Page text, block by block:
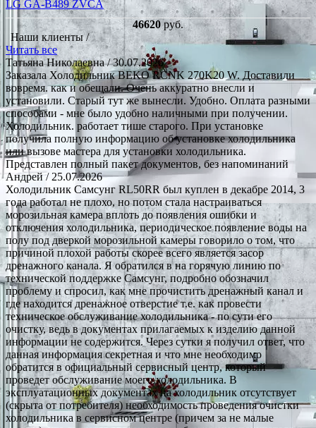
LG GA-B489 ZVCA
46620руб.
Наши клиенты /
Читать все
Татьяна Николаевна/ 30.07.2026
Заказала Холодильник BEKO RCNK 270K20 W. Доставили
вовремя. как и обещали. Очень аккуратно внесли и
установили. Старый тут же вынесли. Удобно. Оплата разными
способами - мне было удобно наличными при получении.
Холодильник. работает тише старого. При установке
получила полную информацию об установке холодильника
или вызове мастера для установки холодильника.
Представлен полный пакет документов, без напоминаний
Андрей/ 25.07.2026
Холодильник Самсунг RL50RR был куплен в декабре 2014, 3
года работал не плохо, но потом стала настраиваться
морозильная камера вплоть до появления ошибки и
отключения холодильника, периодическое появление воды на
полу под дверкой морозильной камеры говорило о том, что
причиной плохой работы скорее всего является засор
дренажного канала. Я обратился в на горячую линию по
технической поддержке Самсунг, подробно обозначил
проблему и спросил, как мне прочистить дренажный канал и
где находится дренажное отверстие т.е. как провести
техническое обслуживание холодильника - по сути его
очистку, ведь в документах прилагаемых к изделию данной
информации не содержится. Через сутки я получил ответ, что
данная информация секретная и что мне необходимо
обратится в официальный сервисный центр, который
проведет обслуживание моего холодильника. В
эксплуатационных документах на холодильник отсутствует
(скрыта от потребителя) необходимость проведения очистки
холодильника в сервисном центре (причем за не малые